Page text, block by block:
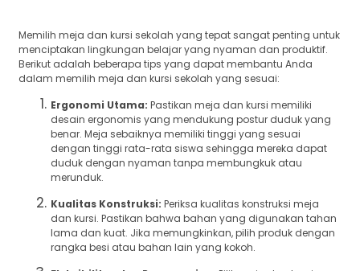
Memilih meja dan kursi sekolah yang tepat sangat penting untuk
menciptakan lingkungan belajar yang nyaman dan produktif.
Berikut adalah beberapa tips yang dapat membantu Anda
dalam memilih meja dan kursi sekolah yang sesuai:
Ergonomi Utama: Pastikan meja dan kursi memiliki
desain ergonomis yang mendukung postur duduk yang
benar. Meja sebaiknya memiliki tinggi yang sesuai
dengan tinggi rata-rata siswa sehingga mereka dapat
duduk dengan nyaman tanpa membungkuk atau
merunduk.
Kualitas Konstruksi: Periksa kualitas konstruksi meja
dan kursi. Pastikan bahwa bahan yang digunakan tahan
lama dan kuat. Jika memungkinkan, pilih produk dengan
rangka besi atau bahan lain yang kokoh.